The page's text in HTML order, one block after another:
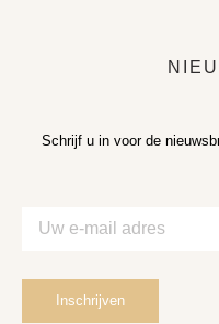
Schrijf u in voor de